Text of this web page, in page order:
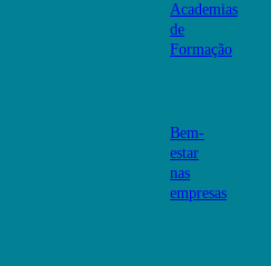
Academias
de
Formação
Bem-
estar
nas
empresas